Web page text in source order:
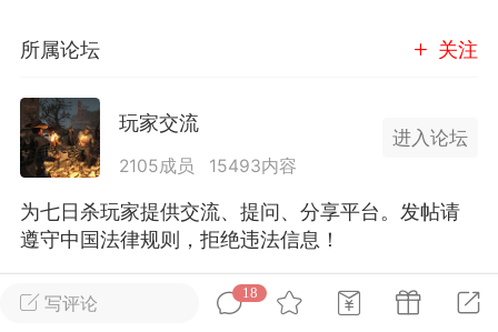
作弊模组在联机服务器使用,为了维护游
模组的发布行为：1. *...
汉
72 2.22w
大人
Lv.8
写评论
18
所属论坛 关注
玩家交流
2105成员 15493内容
进入论坛
为七日杀玩家提供交流、提问、分享平台。发帖请
遵守中国法律规则，拒绝违法信息！
全部 18 只看作者 正序